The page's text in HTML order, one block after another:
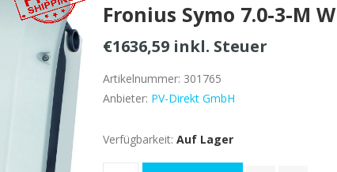
Fronius Symo 7.0-3-M
€1636,59 inkl. Steuer
Artikelnummer: 301765
Anbieter: PV-Direkt GmbH
Verfügbarkeit: Auf Lager